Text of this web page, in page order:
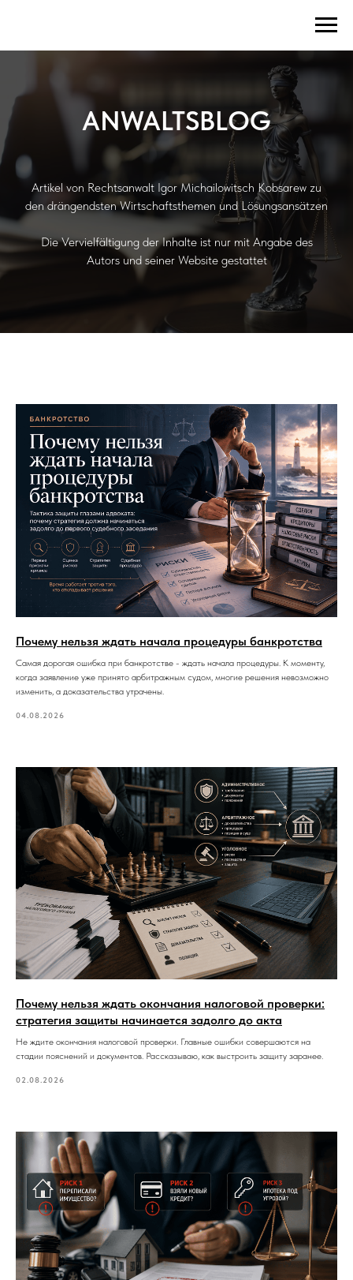
ANWALTSBLOG
Artikel von Rechtsanwalt Igor Michailowitsch Kobsarew zu
den drängendsten Wirtschaftsthemen und Lösungsansätzen
Die Vervielfältigung der Inhalte ist nur mit Angabe des
Autors und seiner Website gestattet
Почему нельзя ждать начала процедуры банкротства
Самая дорогая ошибка при банкротстве - ждать начала процедуры. К моменту,
когда заявление уже принято арбитражным судом, многие решения невозможно
изменить, а доказательства утрачены.
04.08.2026
Почему нельзя ждать окончания налоговой проверки:
стратегия защиты начинается задолго до акта
Не ждите окончания налоговой проверки. Главные ошибки совершаются на
стадии пояснений и документов. Рассказываю, как выстроить защиту заранее.
02.08.2026